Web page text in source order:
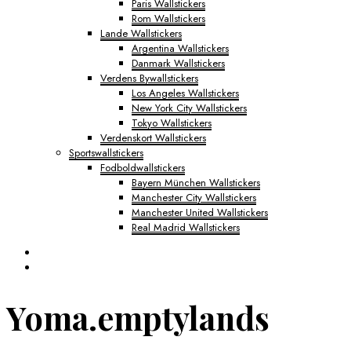
Paris Wallstickers
Rom Wallstickers
Lande Wallstickers
Argentina Wallstickers
Danmark Wallstickers
Verdens Bywallstickers
Los Angeles Wallstickers
New York City Wallstickers
Tokyo Wallstickers
Verdenskort Wallstickers
Sportswallstickers
Fodboldwallstickers
Bayern München Wallstickers
Manchester City Wallstickers
Manchester United Wallstickers
Real Madrid Wallstickers
Yoma.emptylands